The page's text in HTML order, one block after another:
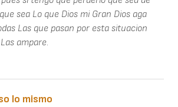
sea Lo que Dios mi Gran Dios aga
Las que pasan por esta situacion
ampare.
lo mismo